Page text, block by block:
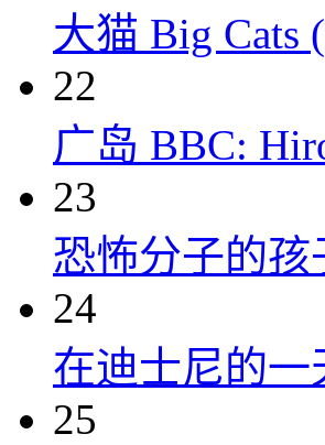
大猫 Big Cats
22
广岛 BBC:
23
恐怖分子的孩
24
在迪士尼的一
25